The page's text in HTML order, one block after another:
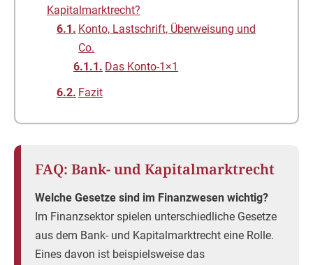
Kapitalmarktrecht?
Konto, Lastschrift, Überweisung und
Co.
Das Konto-1×1
Fazit
FAQ: Bank- und Kapitalmarktrecht
Welche Gesetze sind im Finanzwesen wichtig?
Im Finanzsektor spielen unterschiedliche Gesetze
aus dem Bank- und Kapitalmarktrecht eine Rolle.
Eines davon ist beispielsweise das